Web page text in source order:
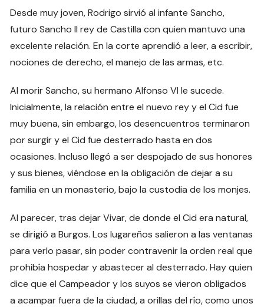
Desde muy joven, Rodrigo sirvió al infante Sancho,
futuro Sancho II rey de Castilla con quien mantuvo una
excelente relación. En la corte aprendió a leer, a escribir,
nociones de derecho, el manejo de las armas, etc.
Al morir Sancho, su hermano Alfonso VI le sucede.
Inicialmente, la relación entre el nuevo rey y el Cid fue
muy buena, sin embargo, los desencuentros terminaron
por surgir y el Cid fue desterrado hasta en dos
ocasiones. Incluso llegó a ser despojado de sus honores
y sus bienes, viéndose en la obligación de dejar a su
familia en un monasterio, bajo la custodia de los monjes.
Al parecer, tras dejar Vivar, de donde el Cid era natural,
se dirigió a Burgos. Los lugareños salieron a las ventanas
para verlo pasar, sin poder contravenir la orden real que
prohibía hospedar y abastecer al desterrado. Hay quien
dice que el Campeador y los suyos se vieron obligados
a acampar fuera de la ciudad, a orillas del río, como unos